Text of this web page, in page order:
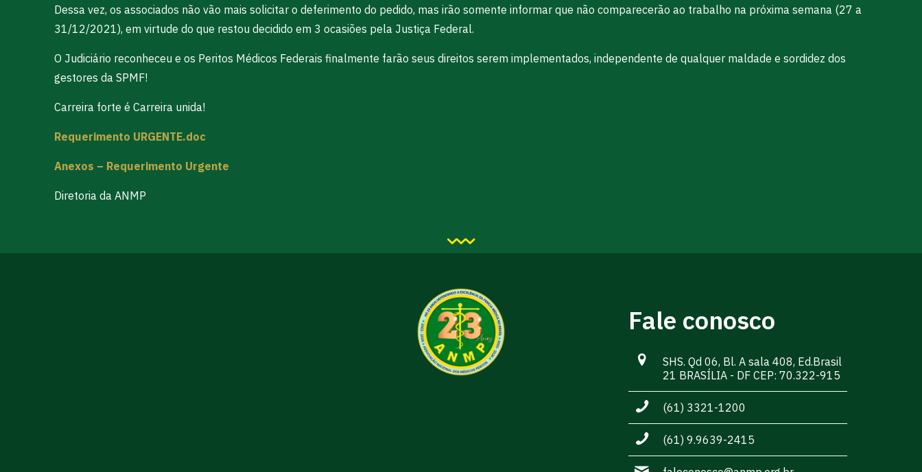
Dessa vez, os associados não vão mais solicitar o deferimento do pedido, mas irão somente informar que não comparecerão ao trabalho na próxima semana (27 a
31/12/2021), em virtude do que restou decidido em 3 ocasiões pela Justiça Federal.
O Judiciário reconheceu e os Peritos Médicos Federais finalmente farão seus direitos serem implementados, independente de qualquer maldade e sordidez dos
gestores da SPMF!
Carreira forte é Carreira unida!
Requerimento URGENTE.doc
Anexos – Requerimento Urgente
Diretoria da ANMP
Fale conosco
SHS. Qd 06, Bl. A sala 408, Ed.Brasil
21 BRASÍLIA - DF CEP: 70.322-915
(61) 3321-1200
(61) 9.9639-2415